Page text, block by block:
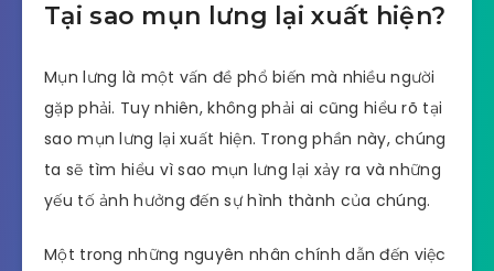
Tại sao mụn lưng lại xuất hiện?
Mụn lưng là một vấn đề phổ biến mà nhiều người
gặp phải. Tuy nhiên, không phải ai cũng hiểu rõ tại
sao mụn lưng lại xuất hiện. Trong phần này, chúng
ta sẽ tìm hiểu vì sao mụn lưng lại xảy ra và những
yếu tố ảnh hưởng đến sự hình thành của chúng.
Một trong những nguyên nhân chính dẫn đến việc